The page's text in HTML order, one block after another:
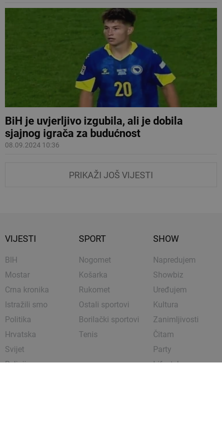
BiH je uvjerljivo izgubila, ali je dobila
sjajnog igrača za budućnost
08.09.2024 10:36
PRIKAŽI JOŠ VIJESTI
VIJESTI
BIH
Mostar
Crna kronika
Istražili smo
Politika
Hrvatska
Svijet
Religija
SPORT
Nogomet
Košarka
Rukomet
Ostali sportovi
Borilački sportovi
Tenis
SHOW
Napredujem
Showbiz
Uređujem
Kultura
Zanimljivosti
Čitam
Party
Lifestyle